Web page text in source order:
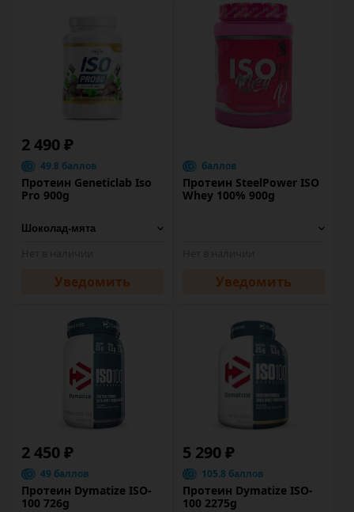
2 490 ₽
49.8 баллов
Протеин Geneticlab Iso
Pro 900g
Уведомить
баллов
Протеин SteelPower ISO
Whey 100% 900g
Уведомить
2 450 ₽
49 баллов
Протеин Dymatize ISO-
100 726g
5 290 ₽
105.8 баллов
Протеин Dymatize ISO-
100 2275g